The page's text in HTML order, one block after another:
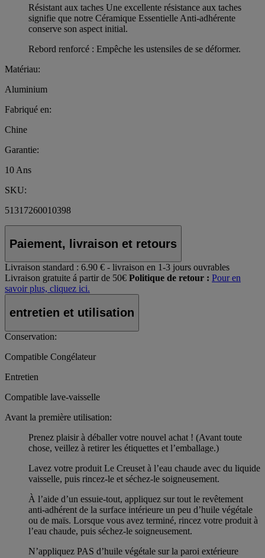
Résistant aux taches Une excellente résistance aux taches
signifie que notre Céramique Essentielle Anti-adhérente
conserve son aspect initial.
Rebord renforcé : Empêche les ustensiles de se déformer.
Matériau:
Aluminium
Fabriqué en:
Chine
Garantie:
10 Ans
SKU:
51317260010398
Paiement, livraison et retours
Livraison standard : 6.90 € - livraison en 1-3 jours ouvrables
Livraison gratuite á partir de 50€ Politique de retour : Pour en
savoir plus, cliquez ici.
entretien et utilisation
Conservation:
Compatible Congélateur
Entretien
Compatible lave-vaisselle
Avant la première utilisation:
Prenez plaisir à déballer votre nouvel achat ! (Avant toute
chose, veillez à retirer les étiquettes et l’emballage.)
Lavez votre produit Le Creuset à l’eau chaude avec du liquide
vaisselle, puis rincez-le et séchez-le soigneusement.
À l’aide d’un essuie-tout, appliquez sur tout le revêtement
anti-adhérent de la surface intérieure un peu d’huile végétale
ou de maïs. Lorsque vous avez terminé, rincez votre produit à
l’eau chaude, puis séchez-le soigneusement.
N’appliquez PAS d’huile végétale sur la paroi extérieure